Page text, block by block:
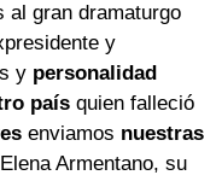
al gran dramaturgo
y
y personalidad
país quien falleció
enviamos nuestras
Armentano, su